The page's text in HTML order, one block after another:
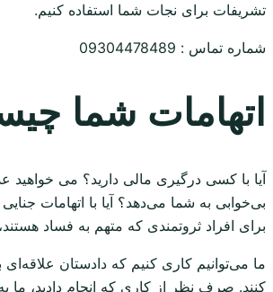
تشریفات برای نجات شما استفاده کنیم.
شماره تماس : 09304478489
اتهامات شما
آیا با کسی درگیری مالی دارید؟ می خواهید
بی‌خوابی به شما می‌دهد؟ آیا با اتهامات
برای افراد ثروتمندی که متهم به فساد
ما می‌توانیم کاری کنیم که دادستان علاقه‌ای
کنند. صرف نظر از کاری که انجام دادید، ما